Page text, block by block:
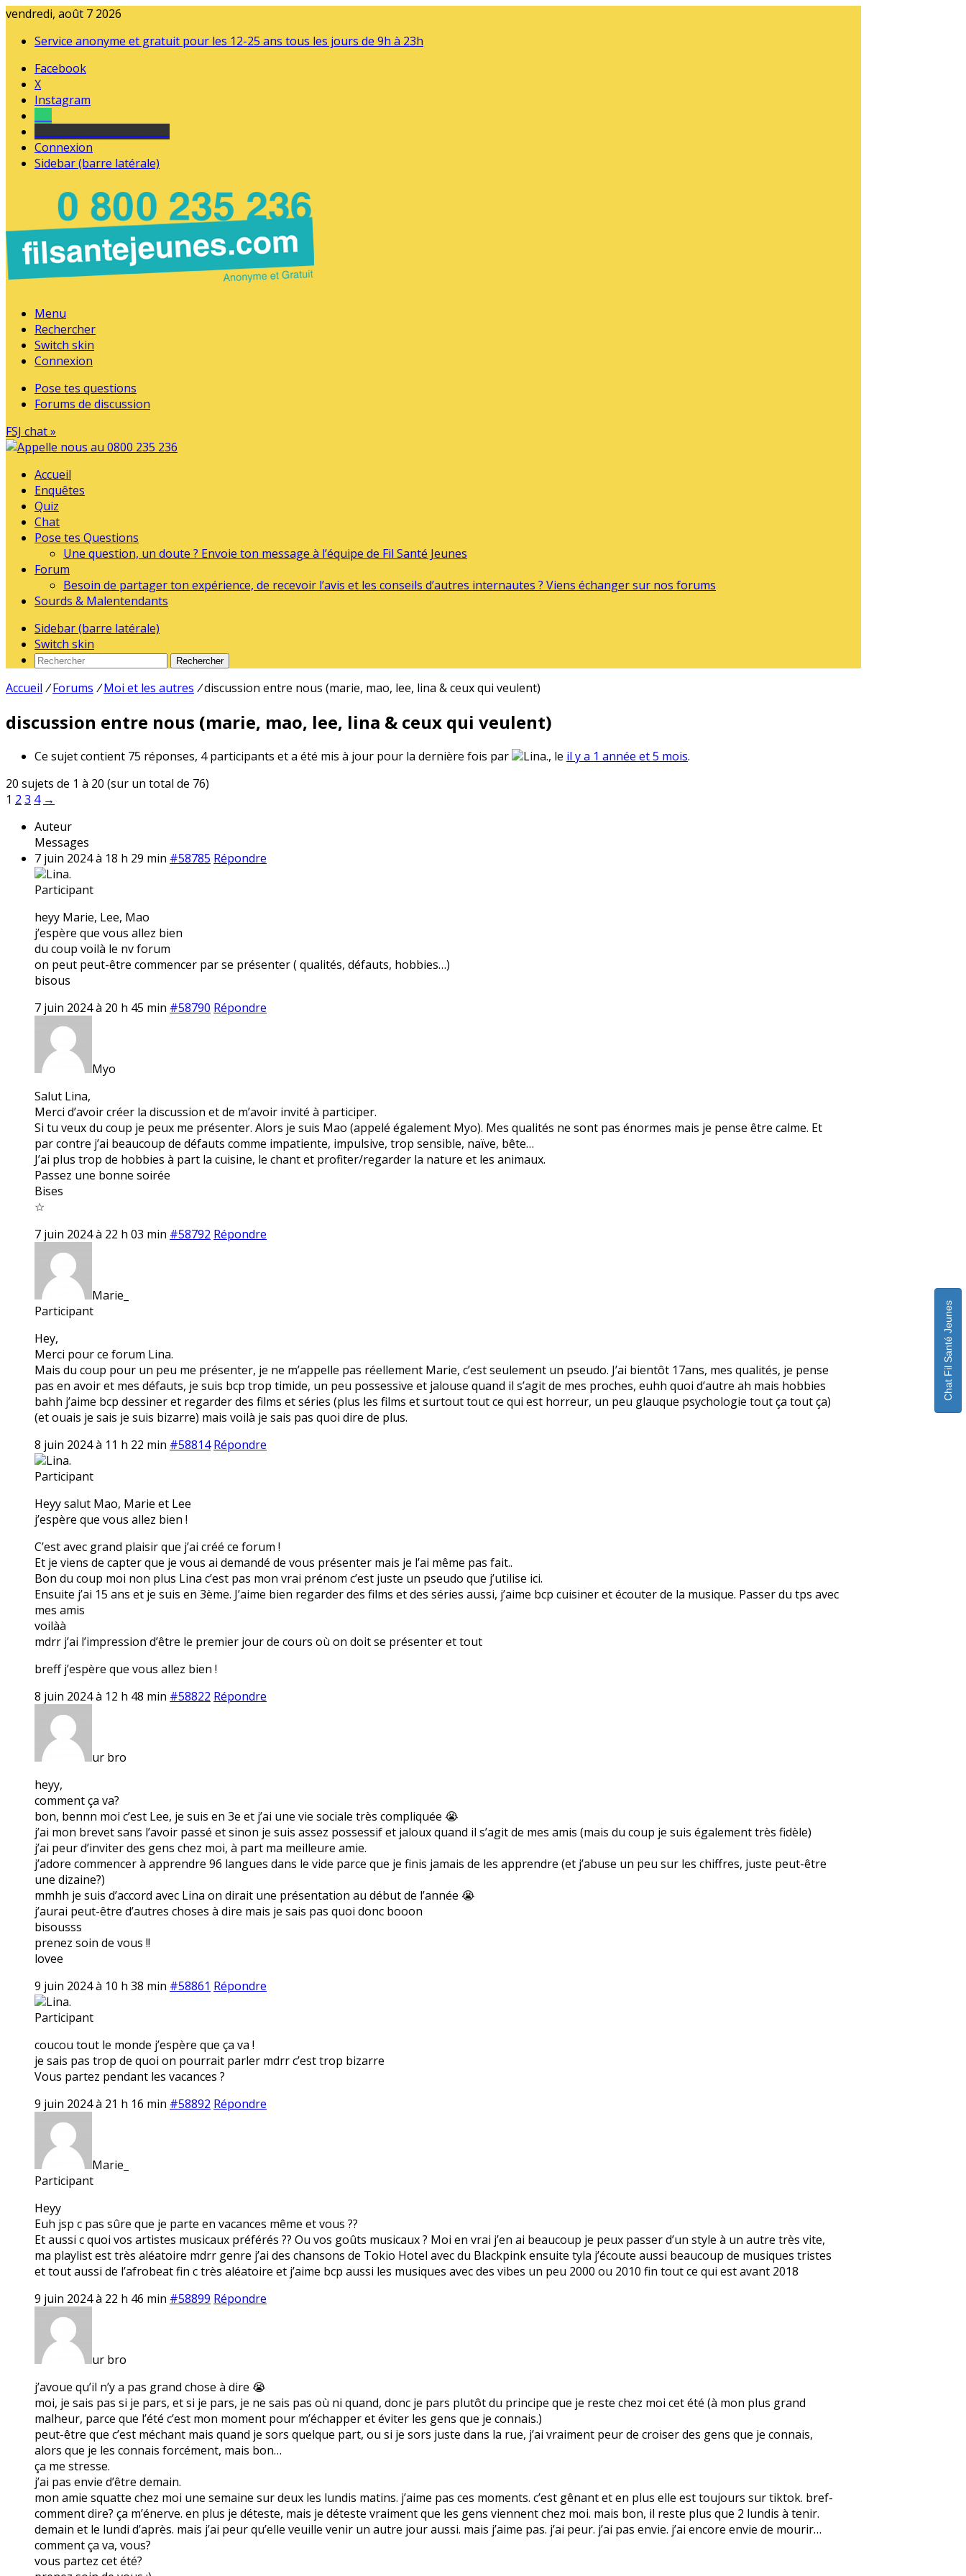
vendredi, août 7 2026
Service anonyme et gratuit pour les 12-25 ans tous les jours de 9h à 23h
Facebook
X
Instagram
Connexion
Sidebar (barre latérale)
Menu
Rechercher
Switch skin
Connexion
Pose tes questions
Forums de discussion
FSJ chat »
Accueil
Enquêtes
Quiz
Chat
Pose tes Questions
Une question, un doute ? Envoie ton message à l’équipe de Fil Santé Jeunes
Forum
Besoin de partager ton expérience, de recevoir l’avis et les conseils d’autres internautes ? Viens échanger sur nos forums
Sourds & Malentendants
Sidebar (barre latérale)
Switch skin
Rechercher
Accueil / Forums / Moi et les autres /discussion entre nous (marie, mao, lee, lina & ceux qui veulent)
discussion entre nous (marie, mao, lee, lina & ceux qui veulent)
Ce sujet contient 75 réponses, 4 participants et a été mis à jour pour la dernière fois par Lina., le il y a 1 année et 5 mois.
20 sujets de 1 à 20 (sur un total de 76)
1 2 3 4 →
Auteur
Messages
7 juin 2024 à 18 h 29 min #58785 Répondre
Lina.
Participant
heyy Marie, Lee, Mao
j’espère que vous allez bien
du coup voilà le nv forum
on peut peut-être commencer par se présenter ( qualités, défauts, hobbies…)
bisous
7 juin 2024 à 20 h 45 min #58790 Répondre
Myo
Salut Lina,
Merci d’avoir créer la discussion et de m’avoir invité à participer.
Si tu veux du coup je peux me présenter. Alors je suis Mao (appelé également Myo). Mes qualités ne sont pas énormes mais je pense être calme. Et
par contre j’ai beaucoup de défauts comme impatiente, impulsive, trop sensible, naïve, bête…
J’ai plus trop de hobbies à part la cuisine, le chant et profiter/regarder la nature et les animaux.
Passez une bonne soirée
Bises
☆
7 juin 2024 à 22 h 03 min #58792 Répondre
Marie_
Participant
Hey,
Merci pour ce forum Lina.
Mais du coup pour un peu me présenter, je ne m’appelle pas réellement Marie, c’est seulement un pseudo. J’ai bientôt 17ans, mes qualités, je pense
pas en avoir et mes défauts, je suis bcp trop timide, un peu possessive et jalouse quand il s’agit de mes proches, euhh quoi d’autre ah mais hobbies
bahh j’aime bcp dessiner et regarder des films et séries (plus les films et surtout tout ce qui est horreur, un peu glauque psychologie tout ça tout ça)
(et ouais je sais je suis bizarre) mais voilà je sais pas quoi dire de plus.
8 juin 2024 à 11 h 22 min #58814 Répondre
Lina.
Participant
Heyy salut Mao, Marie et Lee
j’espère que vous allez bien !
C’est avec grand plaisir que j’ai créé ce forum !
Et je viens de capter que je vous ai demandé de vous présenter mais je l’ai même pas fait..
Bon du coup moi non plus Lina c’est pas mon vrai prénom c’est juste un pseudo que j’utilise ici.
Ensuite j’ai 15 ans et je suis en 3ème. J’aime bien regarder des films et des séries aussi, j’aime bcp cuisiner et écouter de la musique. Passer du tps avec
mes amis
voilàà
mdrr j’ai l’impression d’être le premier jour de cours où on doit se présenter et tout
breff j’espère que vous allez bien !
8 juin 2024 à 12 h 48 min #58822 Répondre
ur bro
heyy,
comment ça va?
bon, bennn moi c’est Lee, je suis en 3e et j’ai une vie sociale très compliquée 😭
j’ai mon brevet sans l’avoir passé et sinon je suis assez possessif et jaloux quand il s’agit de mes amis (mais du coup je suis également très fidèle)
j’ai peur d’inviter des gens chez moi, à part ma meilleure amie.
j’adore commencer à apprendre 96 langues dans le vide parce que je finis jamais de les apprendre (et j’abuse un peu sur les chiffres, juste peut-être
une dizaine?)
mmhh je suis d’accord avec Lina on dirait une présentation au début de l’année 😭
j’aurai peut-être d’autres choses à dire mais je sais pas quoi donc booon
bisousss
prenez soin de vous !!
lovee
9 juin 2024 à 10 h 38 min #58861 Répondre
Lina.
Participant
coucou tout le monde j’espère que ça va !
je sais pas trop de quoi on pourrait parler mdrr c’est trop bizarre
Vous partez pendant les vacances ?
9 juin 2024 à 21 h 16 min #58892 Répondre
Marie_
Participant
Heyy
Euh jsp c pas sûre que je parte en vacances même et vous ??
Et aussi c quoi vos artistes musicaux préférés ?? Ou vos goûts musicaux ? Moi en vrai j’en ai beaucoup je peux passer d’un style à un autre très vite,
ma playlist est très aléatoire mdrr genre j’ai des chansons de Tokio Hotel avec du Blackpink ensuite tyla j’écoute aussi beaucoup de musiques tristes
et tout aussi de l’afrobeat fin c très aléatoire et j’aime bcp aussi les musiques avec des vibes un peu 2000 ou 2010 fin tout ce qui est avant 2018
9 juin 2024 à 22 h 46 min #58899 Répondre
ur bro
j’avoue qu’il n’y a pas grand chose à dire 😭
moi, je sais pas si je pars, et si je pars, je ne sais pas où ni quand, donc je pars plutôt du principe que je reste chez moi cet été (à mon plus grand
malheur, parce que l’été c’est mon moment pour m’échapper et éviter les gens que je connais.)
peut-être que c’est méchant mais quand je sors quelque part, ou si je sors juste dans la rue, j’ai vraiment peur de croiser des gens que je connais,
alors que je les connais forcément, mais bon…
ça me stresse.
j’ai pas envie d’être demain.
mon amie squatte chez moi une semaine sur deux les lundis matins. j’aime pas ces moments. c’est gênant et en plus elle est toujours sur tiktok. bref-
comment dire? ça m’énerve. en plus je déteste, mais je déteste vraiment que les gens viennent chez moi. mais bon, il reste plus que 2 lundis à tenir.
demain et le lundi d’après. mais j’ai peur qu’elle veuille venir un autre jour aussi. mais j’aime pas. j’ai peur. j’ai pas envie. j’ai encore envie de mourir…
comment ça va, vous?
vous partez cet été?
Chat Fil Santé Jeunes